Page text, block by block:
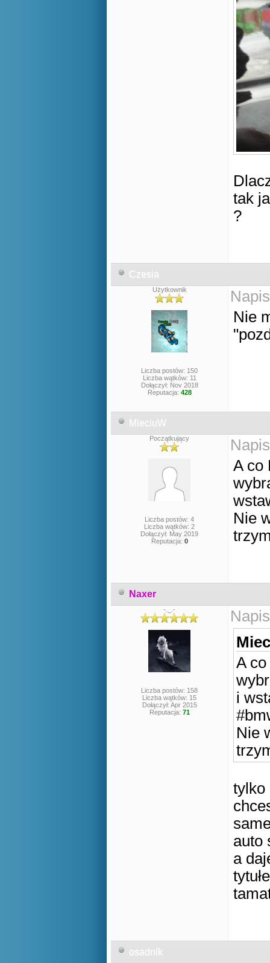
tak
?
Czesia
Użytkownik
Liczba postów: 150
Liczba wątków: 11
Dołączył: Nov 2018
Reputacja: 428
Nie
MieciuW
Początkujący
Liczba postów: 4
Liczba wątków: 2
Dołączył: May 2019
Reputacja: 0
A co
Nie
Naxer
-._.-
Liczba postów: 158
Liczba wątków: 15
Dołączył: Apr 2015
Reputacja: 71
A
i
Nie
tylko
auto
a
osadnik